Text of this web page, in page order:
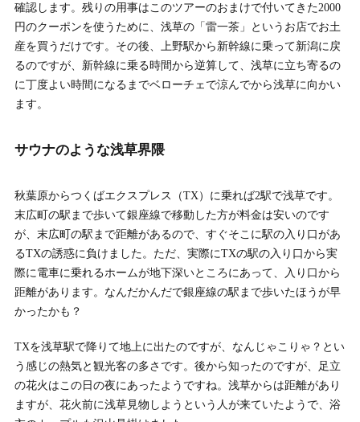
確認します。残りの用事はこのツアーのおまけで付いてきた2000
円のクーポンを使うために、浅草の「雷一茶」というお店でお土
産を買うだけです。その後、上野駅から新幹線に乗って新潟に戻
るのですが、新幹線に乗る時間から逆算して、浅草に立ち寄るの
に丁度よい時間になるまでベローチェで涼んでから浅草に向かい
ます。
サウナのような浅草界隈
秋葉原からつくばエクスプレス（TX）に乗れば2駅で浅草です。
末広町の駅まで歩いて銀座線で移動した方が料金は安いのです
が、末広町の駅まで距離があるので、すぐそこに駅の入り口があ
るTXの誘惑に負けました。ただ、実際にTXの駅の入り口から実
際に電車に乗れるホームが地下深いところにあって、入り口から
距離があります。なんだかんだで銀座線の駅まで歩いたほうが早
かったかも？
TXを浅草駅で降りて地上に出たのですが、なんじゃこりゃ？とい
う感じの熱気と観光客の多さです。後から知ったのですが、足立
の花火はこの日の夜にあったようですね。浅草からは距離があり
ますが、花火前に浅草見物しようという人が来ていたようで、浴